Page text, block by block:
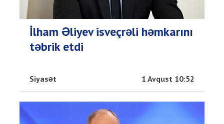
İlham Əliyev isveçrəli həmkarını
təbrik etdi
Siyasət 1 Avqust 10:52